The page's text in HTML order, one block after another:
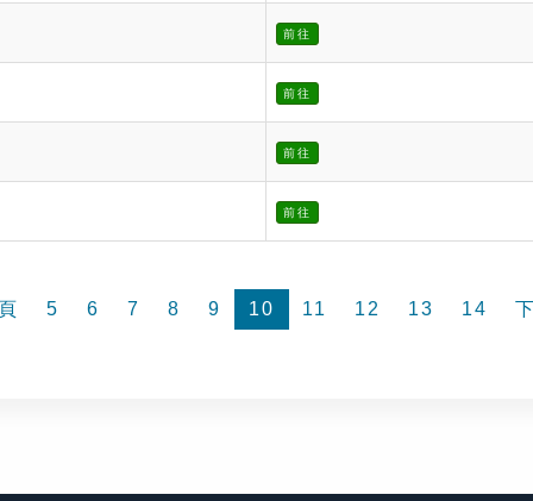
前往
前往
前往
前往
5 6 7 8 9 10 11 12 13 14